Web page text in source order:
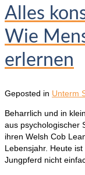
Alles
Wie
erlernen
Geposted in Unterm
Beharrlich und in
aus psychologischer
ihren Welsh Cob
Lebensjahr. Heute
Jungpferd nicht